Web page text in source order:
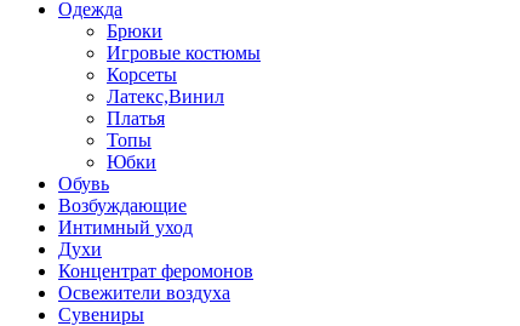
Одежда
Брюки
Игровые костюмы
Корсеты
Латекс,Винил
Платья
Топы
Юбки
Обувь
Возбуждающие
Интимный уход
Духи
Концентрат феромонов
Освежители воздуха
Сувениры